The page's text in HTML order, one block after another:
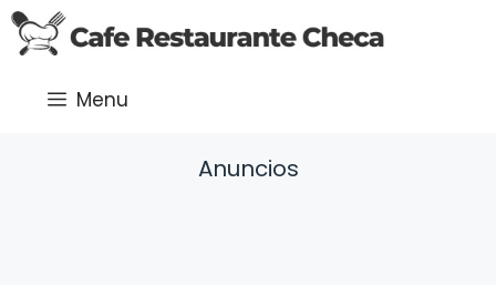
Saltar
al
Menu
Anuncios